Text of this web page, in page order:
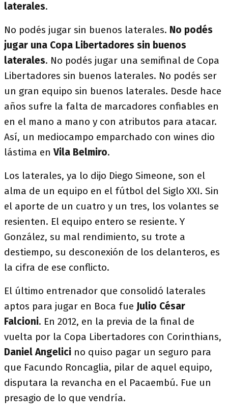
laterales.
No podés jugar sin buenos laterales. No podés
jugar una Copa Libertadores sin buenos
laterales. No podés jugar una semifinal de Copa
Libertadores sin buenos laterales. No podés ser
un gran equipo sin buenos laterales. Desde hace
años sufre la falta de marcadores confiables en
en el mano a mano y con atributos para atacar.
Así, un mediocampo emparchado con wines dio
lástima enVila Belmiro.
Los laterales, ya lo dijo Diego Simeone, son el
alma de un equipo en el fútbol del Siglo XXI. Sin
el aporte de un cuatro y un tres, los volantes se
resienten. El equipo entero se resiente. Y
González, su mal rendimiento, su trote a
destiempo, su desconexión de los delanteros, es
la cifra de ese conflicto.
El último entrenador que consolidó laterales
aptos para jugar en Boca fue Julio César
Falcioni. En 2012, en la previa de la final de
vuelta por la Copa Libertadores con Corinthians,
Daniel Angelici no quiso pagar un seguro para
que Facundo Roncaglia, pilar de aquel equipo,
disputara la revancha en el Pacaembú. Fue un
presagio de lo que vendría.